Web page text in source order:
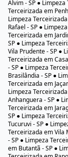
Alvim - SP ●
Terceirizada em
Limpeza
Rafael - SP ●
Terceirizada em
SP ● Limpeza
Vila Prudente - SP ●
Terceirizada em
- SP ● Limpeza
Brasilândia - SP ●
Terceirizada em
Limpeza
Anhanguera - SP ●
Terceirizada em
SP ● Limpeza
Tucuruvi - SP ●
Terceirizada em Vila
- SP ● Limpeza
em Butantã - SP ●